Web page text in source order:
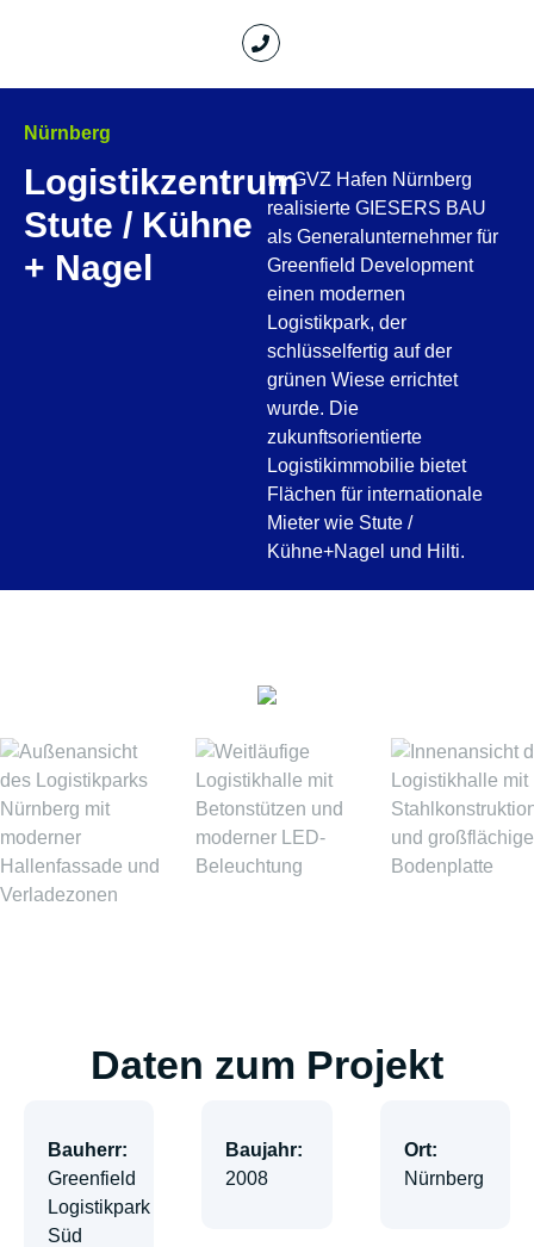
Nürnberg
Logistikzentrum
Stute / Kühne
+ Nagel
Im GVZ Hafen Nürnberg
realisierte GIESERS BAU
als Generalunternehmer für
Greenfield Development
einen modernen
Logistikpark, der
schlüsselfertig auf der
grünen Wiese errichtet
wurde. Die
zukunftsorientierte
Logistikimmobilie bietet
Flächen für internationale
Mieter wie Stute /
Kühne+Nagel und Hilti.
Daten zum Projekt
Bauherr:
Greenfield
Logistikpark
Süd
Baujahr:
2008
Ort:
Nürnberg